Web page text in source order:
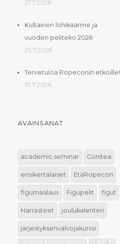
27.7.2026
Kultainen lohikäärme ja
vuoden peliteko 2026
25.7.2026
Tervetuloa Ropeconin etkoille!
10.7.2026
AVAINSANAT
academic seminar Conitea
ensikertalaiset EtäRopecon
figumaalaus Figupelit figut
Harrasteet joulukalenteri
järjestyksenvalvojakurssi